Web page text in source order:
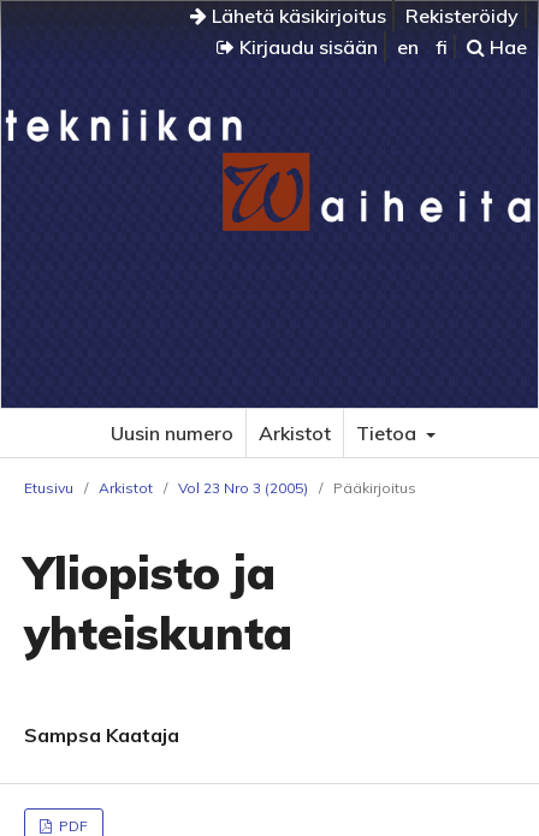
Lähetä käsikirjoitus
Rekisteröidy
Kirjaudu sisään
en fi Hae
Uusin numero Arkistot Tietoa
Etusivu / Arkistot / Vol 23 Nro 3 (2005) / Pääkirjoitus
Yliopisto ja
yhteiskunta
Sampsa Kaataja
PDF